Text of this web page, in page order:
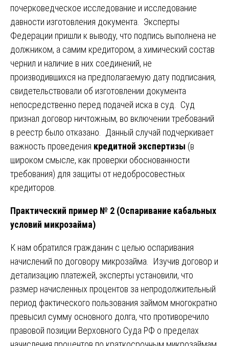
почерковедческое исследование и исследование
давности изготовления документа. Эксперты
Федерации пришли к выводу, что подпись выполнена не
должником, а самим кредитором, а химический состав
чернил и наличие в них соединений, не
производившихся на предполагаемую дату подписания,
свидетельствовали об изготовлении документа
непосредственно перед подачей иска в суд. Суд
признал договор ничтожным, во включении требований
в реестр было отказано. Данный случай подчеркивает
важность проведения кредитной экспертизы (в
широком смысле, как проверки обоснованности
требования) для защиты от недобросовестных
кредиторов.
Практический пример № 2 (Оспаривание кабальных
условий микрозайма)
К нам обратился гражданин с целью оспаривания
начислений по договору микрозайма. Изучив договор и
детализацию платежей, эксперты установили, что
размер начисленных процентов за непродолжительный
период фактического пользования займом многократно
превысил сумму основного долга, что противоречило
правовой позиции Верховного Суда РФ о пределах